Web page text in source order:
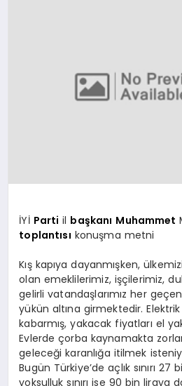
İYİ Parti il başkanı Muhammet
toplantısı konuşma metni
Kış kapıya dayanmışken,
olan emeklilerimiz, işçilerimiz,
gelirli vatandaşlarımız her
yükün altına girmektedir.
kabarmış, yakacak fiyatları el
Evlerde çorba kaynamakta
geleceği karanlığa itilmek
Bugün Türkiye’de açlık sınırı 27
yoksulluk sınırı ise 90 bin liraya